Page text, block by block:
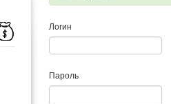
Логин
Пароль